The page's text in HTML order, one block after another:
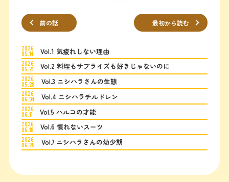
前の話 最初から読む
2026
05.14 Vol.1 気疲れしない理由
2026
05.21 Vol.2 料理もサプライズも好きじゃないのに
2026
05.28 Vol.3 ニシハラさんの生態
2026
06.04 Vol.4 ニシハラチルドレン
2026
06.11 Vol.5 ハルコの才能
2026
06.18 Vol.6 慣れないスーツ
2026
06.25 Vol.7 ニシハラさんの幼少期